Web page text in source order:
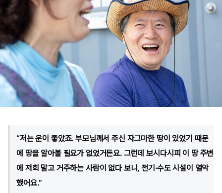
“저는 운이 좋았죠. 부모님께서 주신 자그마한 땅이 있었기 때문
에 땅을 알아볼 필요가 없었거든요. 그런데 보시다시피 이 땅 주변
에 저희 말고 거주하는 사람이 없다 보니, 전기∙수도 시설이 열악
했어요.”